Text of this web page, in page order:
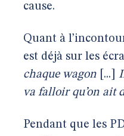
cause.
Quant à
est déjà sur les
chaque wagon [...]
va falloir qu’on ait
Pendant que les